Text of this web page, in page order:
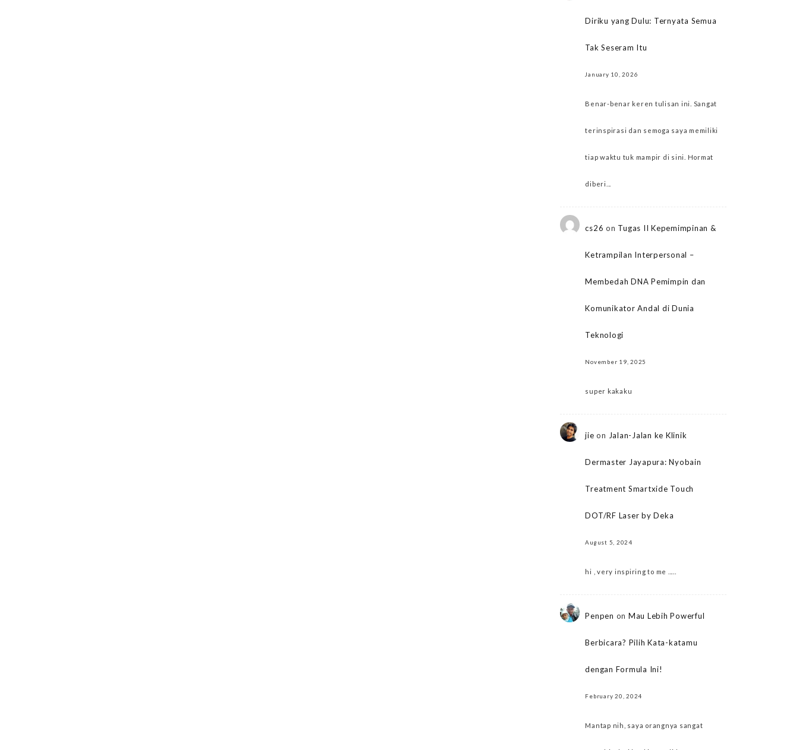
Diriku yang Dulu: Ternyata Semua
Tak Seseram Itu
January 10, 2026
Benar-benar keren tulisan ini. Sangat
terinspirasi dan semoga saya memiliki
tiap waktu tuk mampir di sini. Hormat
diberi...
cs26 on Tugas II Kepemimpinan &
Ketrampilan Interpersonal –
Membedah DNA Pemimpin dan
Komunikator Andal di Dunia
Teknologi
November 19, 2025
super kakaku
jie on Jalan-Jalan ke Klinik
Dermaster Jayapura: Nyobain
Treatment Smartxide Touch
DOT/RF Laser by Deka
August 5, 2024
hi , very inspiring to me .....
Penpen on Mau Lebih Powerful
Berbicara? Pilih Kata-katamu
dengan Formula Ini!
February 20, 2024
Mantap nih, saya orangnya sangat